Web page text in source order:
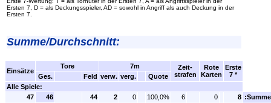
Ersten 7, D = als Deckungsspieler, AD = sowohl in Angriff als auch Deckung in der
Ersten 7.
Summe/Durchschnitt:
Einsätze
Tore 7m
Zeit-
strafen
Rote
Karten
Erste
7 *
Ges. Feld verw. verg.
Quote
Alle Spiele:
47
46 44 2 0 100,0% 6 0 8 :Summe